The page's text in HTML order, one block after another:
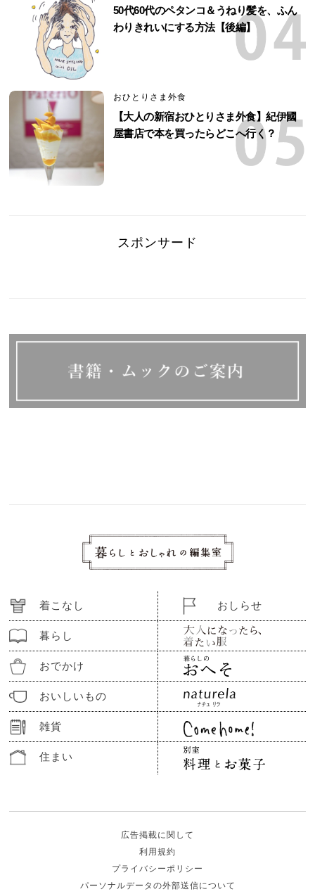
50代60代のペタンコ＆うねり髪を、ふん
わりきれいにする方法【後編】
おひとりさま外食
【大人の新宿おひとりさま外食】紀伊國
屋書店で本を買ったらどこへ行く？
スポンサード
着こなし
暮らし
おでかけ
おいしいもの
雑貨
住まい
おしらせ
広告掲載に関して
利用規約
プライバシーポリシー
パーソナルデータの外部送信について